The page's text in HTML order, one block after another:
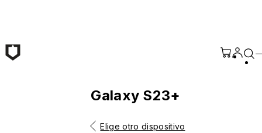
Galaxy S23+
Elige otro dispositivo